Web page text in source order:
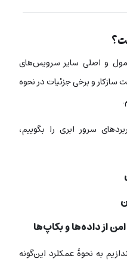
و اصلی سایر سرویس‌های
سازکار و برخی جزئیات در نحوه
سرور ابری را بگوییم،
از داده‌ها و بکاپ‌ها
به نحوۀ عمکلرد این‌گونه